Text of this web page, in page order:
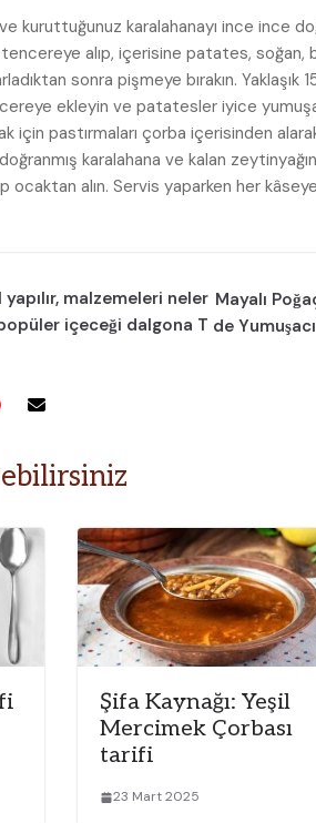
ve kuruttuğunuz karalahanayı ince ince
tencereye alıp, içerisine patates, soğan,
sonra pişmeye bırakın.
ekleyin ve patatesler iyice
için pastırmaları çorba içerisinden
karalahana ve kalan
ocaktan alın. Servis yaparken her
malzemeleri neler
içeceği dalgona T
Mayalı
de
Şifa Kaynağı: Yeşil
Mercimek Çorbası
tarifi
23 Mart 2025